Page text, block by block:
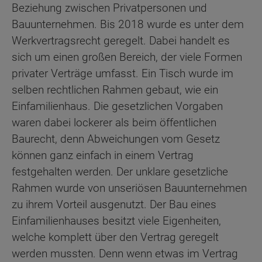
Beziehung zwischen Privatpersonen und
Bauunternehmen. Bis 2018 wurde es unter dem
Werkvertragsrecht geregelt. Dabei handelt es
sich um einen großen Bereich, der viele Formen
privater Verträge umfasst. Ein Tisch wurde im
selben rechtlichen Rahmen gebaut, wie ein
Einfamilienhaus. Die gesetzlichen Vorgaben
waren dabei lockerer als beim öffentlichen
Baurecht, denn Abweichungen vom Gesetz
können ganz einfach in einem Vertrag
festgehalten werden. Der unklare gesetzliche
Rahmen wurde von unseriösen Bauunternehmen
zu ihrem Vorteil ausgenutzt. Der Bau eines
Einfamilienhauses besitzt viele Eigenheiten,
welche komplett über den Vertrag geregelt
werden mussten. Denn wenn etwas im Vertrag